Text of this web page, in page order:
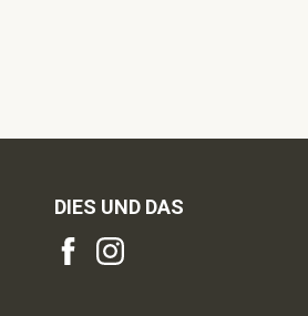
DIES UND DAS